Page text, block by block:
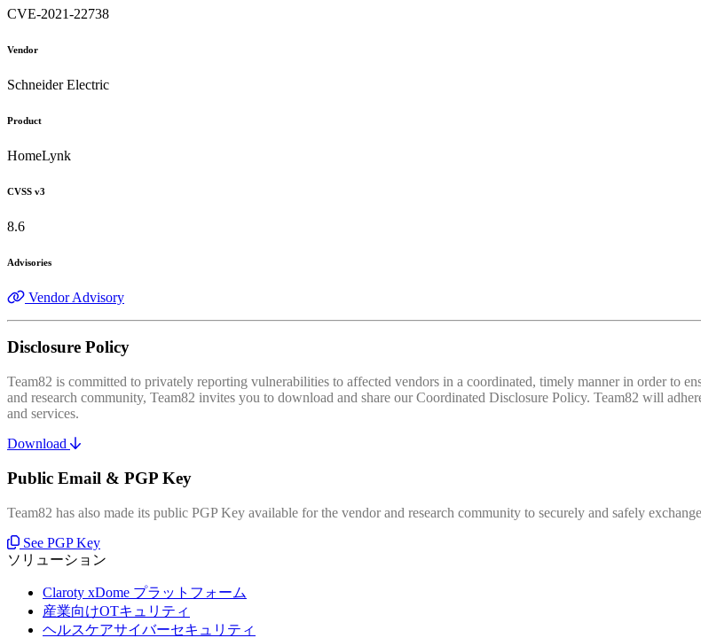
CVE-2021-22738
Vendor
Schneider Electric
Product
HomeLynk
CVSS v3
8.6
Advisories
Vendor Advisory
Disclosure Policy
Team82 is committed to privately reporting vulnerabilities to affected vendors in a coordinated, timely manner in order to
and research community, Team82 invites you to download and share our Coordinated Disclosure Policy. Team82 will
and services.
Download
Public Email & PGP Key
Team82 has also made its public PGP Key available for the vendor and research community to securely and safely
See PGP Key
ソリューション
Claroty xDome プラットフォーム
産業向けOTキュリティ
ヘルスケアサイバーセキュリティ